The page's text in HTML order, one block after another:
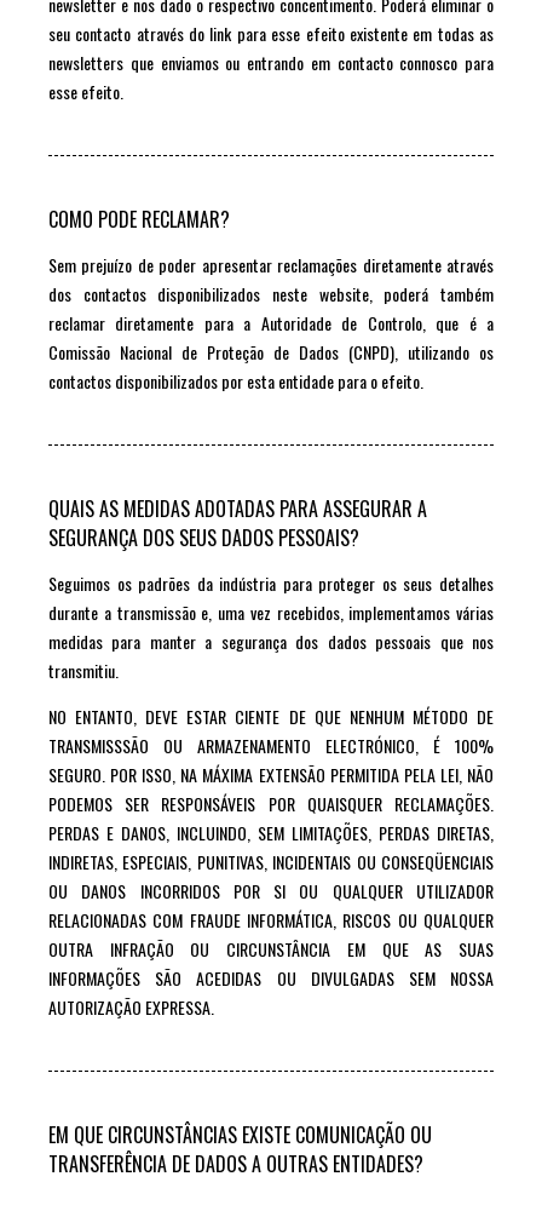
seu contacto através do link para esse efeito existente em todas as
newsletters que enviamos ou entrando em contacto connosco para
esse efeito.
COMO PODE RECLAMAR?
Sem prejuízo de poder apresentar reclamações diretamente através
dos contactos disponibilizados neste website, poderá também
reclamar diretamente para a Autoridade de Controlo, que é a
Comissão Nacional de Proteção de Dados (CNPD), utilizando os
contactos disponibilizados por esta entidade para o efeito.
QUAIS AS MEDIDAS ADOTADAS PARA ASSEGURAR A
SEGURANÇA DOS SEUS DADOS PESSOAIS?
Seguimos os padrões da indústria para proteger os seus detalhes
durante a transmissão e, uma vez recebidos, implementamos várias
medidas para manter a segurança dos dados pessoais que nos
transmitiu.
NO ENTANTO, DEVE ESTAR CIENTE DE QUE NENHUM MÉTODO DE
TRANSMISSSÃO OU ARMAZENAMENTO ELECTRÓNICO, É 100%
SEGURO. POR ISSO, NA MÁXIMA EXTENSÃO PERMITIDA PELA LEI, NÃO
PODEMOS SER RESPONSÁVEIS POR QUAISQUER RECLAMAÇÕES.
PERDAS E DANOS, INCLUINDO, SEM LIMITAÇÕES, PERDAS DIRETAS,
INDIRETAS, ESPECIAIS, PUNITIVAS, INCIDENTAIS OU CONSEQÜENCIAIS
OU DANOS INCORRIDOS POR SI OU QUALQUER UTILIZADOR
RELACIONADAS COM FRAUDE INFORMÁTICA, RISCOS OU QUALQUER
OUTRA INFRAÇÃO OU CIRCUNSTÂNCIA EM QUE AS SUAS
INFORMAÇÕES SÃO ACEDIDAS OU DIVULGADAS SEM NOSSA
AUTORIZAÇÃO EXPRESSA.
EM QUE CIRCUNSTÂNCIAS EXISTE COMUNICAÇÃO OU
TRANSFERÊNCIA DE DADOS A OUTRAS ENTIDADES?